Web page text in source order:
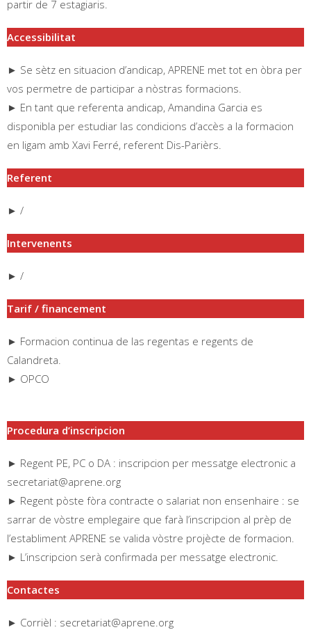
partir de 7 estagiaris.
Accessibilitat
► Se sètz en situacion d’andicap, APRENE met tot en òbra per
vos permetre de participar a nòstras formacions.
► En tant que referenta andicap, Amandina Garcia es
disponibla per estudiar las condicions d’accès a la formacion
en ligam amb Xavi Ferré, referent Dis-Parièrs.
Referent
► /
Intervenents
► /
Tarif / financement
► Formacion continua de las regentas e regents de
Calandreta.
► OPCO
Procedura d’inscripcion
► Regent PE, PC o DA : inscripcion per messatge electronic a
secretariat@aprene.org
► Regent pòste fòra contracte o salariat non ensenhaire : se
sarrar de vòstre emplegaire que farà l’inscripcion al prèp de
l’establiment APRENE se valida vòstre projècte de formacion.
► L’inscripcion serà confirmada per messatge electronic.
Contactes
► Corrièl : secretariat@aprene.org